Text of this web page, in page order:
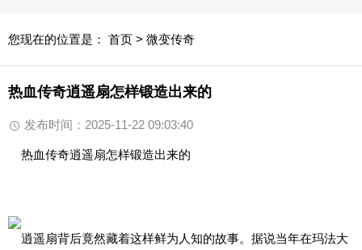
您现在的位置是： 首页 > 微变传奇
热血传奇逍遥扇怎样锻造出来的
发布时间：2025-11-22 09:03:40
热血传奇逍遥扇怎样锻造出来的
逍遥扇背后竟然藏着这样鲜为人知的故事。据说当年在玛法大